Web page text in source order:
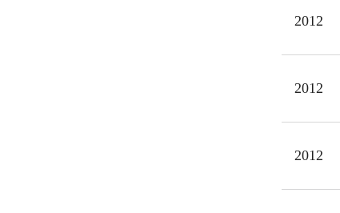
2012
2012
2012